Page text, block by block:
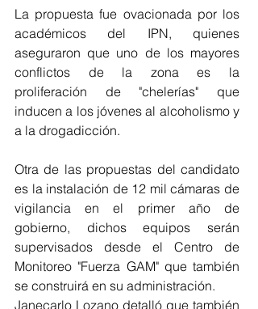
La propuesta fue ovacionada por los
académicos del IPN, quienes
aseguraron que uno de los mayores
conflictos de la zona es la
proliferación de "chelerías" que
inducen a los jóvenes al alcoholismo y
a la drogadicción.
Otra de las propuestas del candidato
es la instalación de 12 mil cámaras de
vigilancia en el primer año de
gobierno, dichos equipos serán
supervisados desde el Centro de
Monitoreo "Fuerza GAM" que también
se construirá en su administración.
Janecarlo Lozano detalló que también